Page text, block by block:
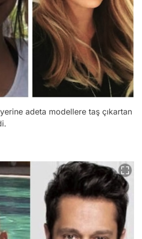
adeta modellere taş çıkartan